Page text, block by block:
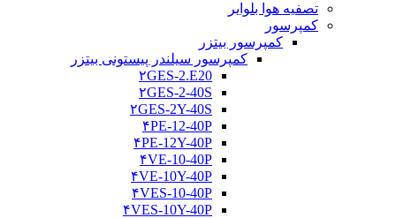
تصفیه هوا بلوایر
کمپرسور
کمپرسور بیتزر
کمپرسور سیلندر پیستونی بیتزر
۲GES-2.E20
۲GES-2-40S
۲GES-2Y-40S
۴PE-12-40P
۴PE-12Y-40P
۴VE-10-40P
۴VE-10Y-40P
۴VES-10-40P
۴VES-10Y-40P